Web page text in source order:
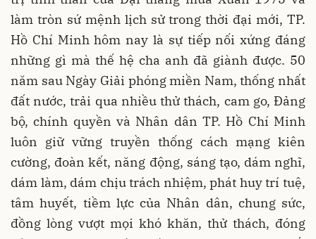
làm tròn sứ mệnh lịch sử trong thời đại mới, TP.
Hồ Chí Minh hôm nay là sự tiếp nối xứng đáng
những gì mà thế hệ cha anh đã giành được. 50
năm sau Ngày Giải phóng miền Nam, thống nhất
đất nước, trải qua nhiều thử thách, cam go, Đảng
bộ, chính quyền và Nhân dân TP. Hồ Chí Minh
luôn giữ vững truyền thống cách mạng kiên
cường, đoàn kết, năng động, sáng tạo, dám nghĩ,
dám làm, dám chịu trách nhiệm, phát huy trí tuệ,
tâm huyết, tiềm lực của Nhân dân, chung sức,
đồng lòng vượt mọi khó khăn, thử thách, đóng